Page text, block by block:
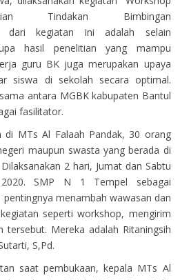
Tindakan Bimbingan
dari kegiatan ini adalah selain
hasil penelitian yang mampu
guru BK juga merupakan upaya
siswa di sekolah secara optimal.
antara MGBK kabupaten Bantul
fasilitator.
di MTs Al Falaah Pandak, 30 orang
maupun swasta yang berada di
2 hari, Jumat dan Sabtu
SMP N 1 Tempel sebagai
menambah wawasan dan
seperti workshop, mengirim
tersebut. Mereka adalah Ritaningsih
S,Pd.
saat pembukaan, kepala MTs Al